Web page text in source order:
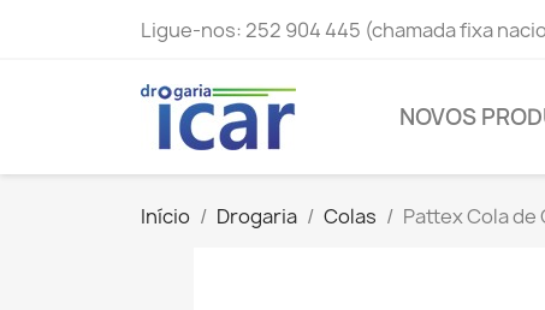
Ligue-nos: 252 904 445 (chamada fixa
NOVOS
Início Drogaria Colas Pattex Cola